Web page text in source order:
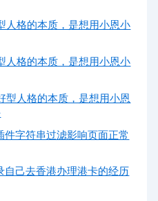
人格的本质，是想用小恩小
人格的本质，是想用小恩小
型人格的本质，是想用小恩
件字符串过滤影响页面正常
自己去香港办理港卡的经历